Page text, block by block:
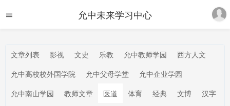
允中未来学习中心
文章列表 影视 文史 乐教 允中教师学园
西方人文
允中高校校外国学院
允中父母学堂
允中企业学园
允中南山学园
教师文章 医道 体育 经典 文博
汉字